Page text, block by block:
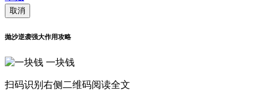
取消
抛沙逆袭强大作用攻略
一块钱
扫码识别右侧二维码阅读全文